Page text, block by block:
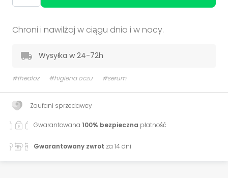
Chroni i nawilżaj w ciągu dnia i w nocy.
Wysyłka w 24-72h
#thealoz #higiena oczu #serum
Zaufani sprzedawcy
Gwarantowana 100% bezpieczna płatność
Gwarantowany zwrot za 14 dni